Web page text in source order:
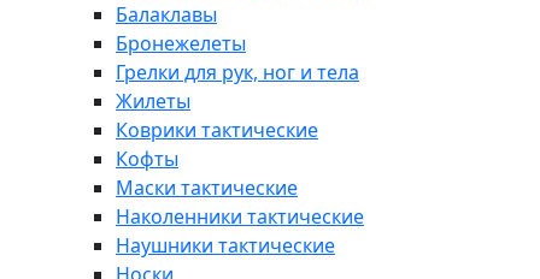
Балаклавы
Бронежелеты
Грелки для рук, ног и тела
Жилеты
Коврики тактические
Кофты
Маски тактические
Наколенники тактические
Наушники тактические